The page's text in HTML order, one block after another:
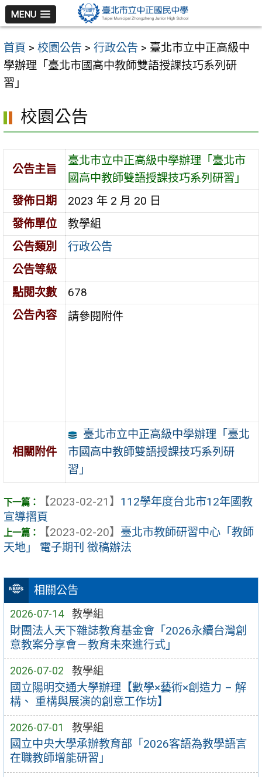
跳
至
主
要
內
區
MENU
首頁 > 校園公告 > 行政公告 > 臺北市立中正高級中
學辦理「臺北市國高中教師雙語授課技巧系列研
習」
相關公告
2026-07-14 教學組
財團法人天下雜誌教育基金會「2026永續台灣創
意教案分享會－教育未來進行式」
2026-07-02 教學組
國立陽明交通大學辦理【數學×藝術×創造力 – 解
構、 重構與展演的創意工作坊】
2026-07-01 教學組
國立中央大學承辦教育部「2026客語為教學語言
在職教師增能研習」
校園公告
公告主旨
臺北市立中正高級中學辦理「臺北市
國高中教師雙語授課技巧系列研習」
發佈日期
2023 年 2 月 20 日
發佈單位
教學組
公告類別
行政公告
公告等級
點閱次數
678
公告內容
請參閱附件
相關附件
臺北市立中正高級中學辦理「臺北
市國高中教師雙語授課技巧系列研
習」
【2023-02-21】 112學年度台北市12年國教
宣導摺頁
【2023-02-20】 臺北市教師研習中心「教師
天地」 電子期刊 徵稿辦法